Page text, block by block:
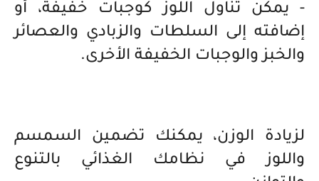
- يمكن تناول اللوز كوجبات خفيفة، أو
إضافته إلى السلطات والزبادي والعصائر
والخبز والوجبات الخفيفة الأخرى.
لزيادة الوزن، يمكنك تضمين السمسم
واللوز في نظامك الغذائي بالتنوع